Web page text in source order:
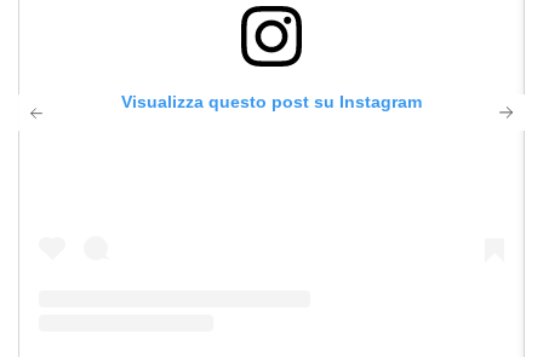
Visualizza questo post su Instagram